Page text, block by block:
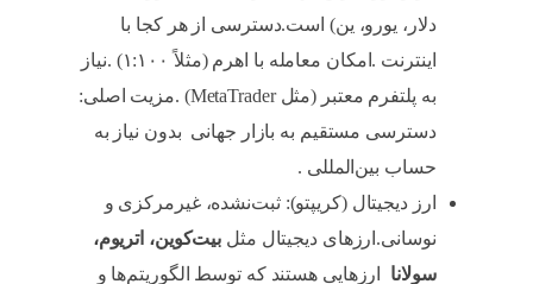
دلار، یورو، ین) است.دسترسی از هر کجا با
اینترنت .امکان معامله با اهرم (مثلاً ۱:۱۰۰) .نیاز
به پلتفرم معتبر (مثل MetaTrader) .مزیت اصلی:
دسترسی مستقیم به بازار جهانی بدون نیاز به
حساب بین‌المللی .
ارز دیجیتال (کریپتو): ثبت‌نشده، غیرمرکزی و
نوسانی.ارزهای دیجیتال مثل بیت‌کوین، اتریوم،
سولانا ارزهایی هستند که توسط الگوریتم‌ها و